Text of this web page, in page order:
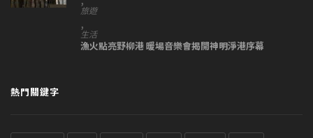
旅遊
,
生活
漁火點亮野柳港 暖場音樂會揭開神明淨港序幕
熱門關鍵字